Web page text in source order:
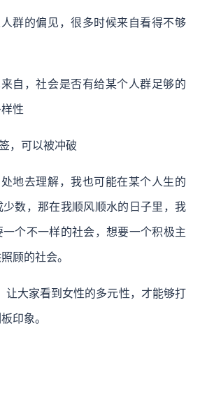
群的偏见，很多时候来自看得不够
自，社会是否有给某个人群足够的
性
，可以被冲破
地去理解，我也可能在某个人生的
数，那在我顺风顺水的日子里，我
个不一样的社会，想要一个积极主
顾的社会。
让大家看到女性的多元性，才能够打
印象。